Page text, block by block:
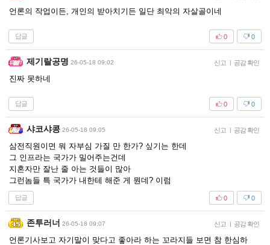
언론의 작업이든, 개인의 받아치기든 일단 최악의 자살골이네
답글 0
0
제기랄공명 26-05-18 09:02 신고 | 공감 확인
진짜 못하네
답글 0
0
샤코샤콩 26-05-18 09:05 신고 | 공감 확인
삼전직원이면 뭐 자부심 가질 만 한가? 싶기는 한데
그 인프라는 국가가 밀어주는건데
지혼자만 잘난 줄 아는 것들이 많아
그런놈들 특 국가가 내한테 해준 게 뭔데? 이럼
답글 0
0
존투러너 26-05-18 09:07 신고 | 공감 확인
언론기사보고 자기말이 맞다고 좋아라 하는 꼬라지들 보면 참 한심하